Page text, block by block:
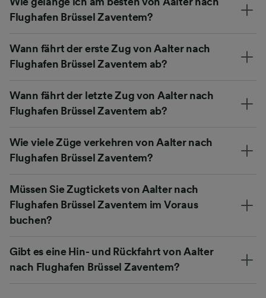
Flughafen Brüssel Zaventem?
Wann fährt der erste Zug von Aalter nach
Flughafen Brüssel Zaventem ab?
Wann fährt der letzte Zug von Aalter nach
Flughafen Brüssel Zaventem ab?
Wie viele Züge verkehren von Aalter nach
Flughafen Brüssel Zaventem?
Müssen Sie Zugtickets von Aalter nach
Flughafen Brüssel Zaventem im Voraus
buchen?
Gibt es eine Hin- und Rückfahrt von Aalter
nach Flughafen Brüssel Zaventem?